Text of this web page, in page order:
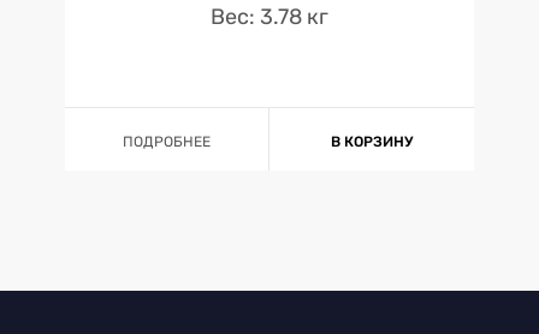
Вес: 3.78 кг
ПОДРОБНЕЕ В КОРЗИНУ